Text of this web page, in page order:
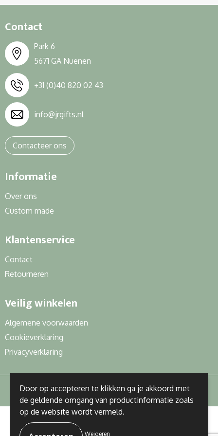
Contact
Park 6
5671 GA Nuenen
+31 (0)40 820 02 43
info@jrgifts.nl
Contacteer ons
Informatie
Over ons
Custom made
Klantenservice
Contact
Retourneren
Veilig winkelen
Algemene voorwaarden
Cookieverklaring
Privacyverklaring
© Copyright J&R Gifts 2023
Door op accepteren te klikken ga je akkoord met
de geldende omgang van productinformatie zoals
op de website wordt vermeld.
Weigeren